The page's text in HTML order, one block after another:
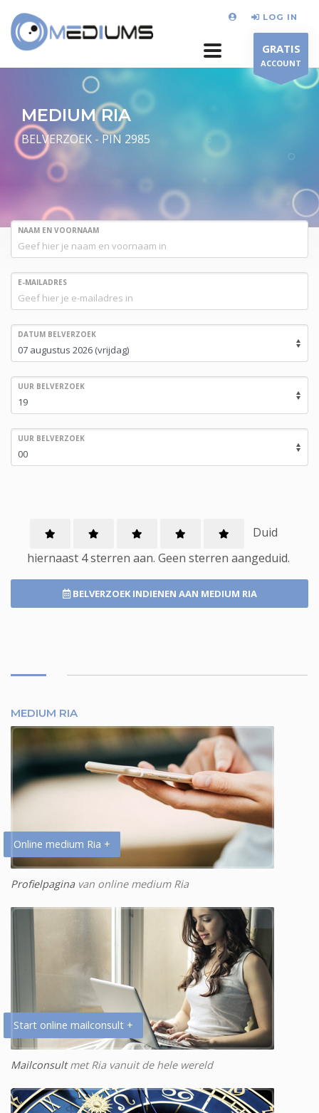
LOG IN
GRATIS
ACCOUNT
MEDIUM RIA
BELVERZOEK - PIN 2985
NAAM EN VOORNAAM
E-MAILADRES
DATUM BELVERZOEK
UUR BELVERZOEK
UUR BELVERZOEK
Duid
hiernaast 4 sterren aan. Geen sterren aangeduid.
BELVERZOEK INDIENEN AAN MEDIUM RIA
MEDIUM RIA
Online medium Ria +
Profielpaginavan online medium Ria
Start online mailconsult +
Mailconsultmet Ria vanuit de hele wereld